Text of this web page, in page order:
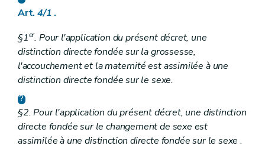
Art.4/1 .
§1er. Pour l'application du présent décret, une
distinction directe fondée sur la grossesse,
l'accouchement et la maternité est assimilée à une
distinction directe fondée sur le sexe.
§2. Pour l'application du présent décret, une distinction
directe fondée sur le changement de sexe est
assimilée à une distinction directe fondée sur le sexe .